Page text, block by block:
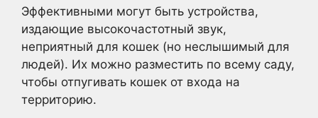
Эффективными могут быть устройства,
издающие высокочастотный звук,
неприятный для кошек (но неслышимый для
людей). Их можно разместить по всему саду,
чтобы отпугивать кошек от входа на
территорию.